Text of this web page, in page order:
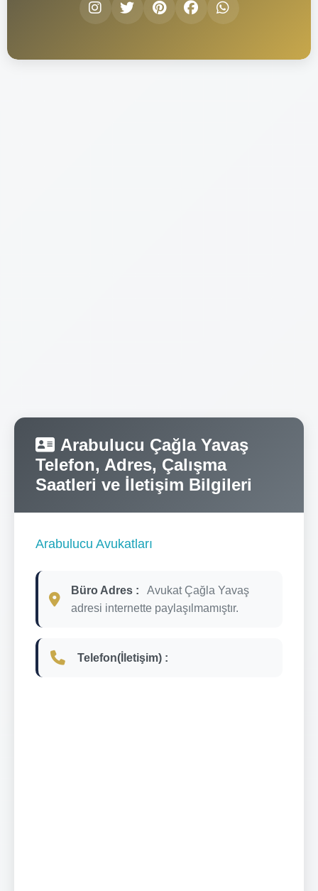
Arabulucu Çağla Yavaş
Telefon, Adres, Çalışma
Saatleri ve İletişim Bilgileri
Arabulucu Avukatları
Büro Adres :
Avukat Çağla Yavaş
adresi internette paylaşılmamıştır.
Telefon(İletişim) :